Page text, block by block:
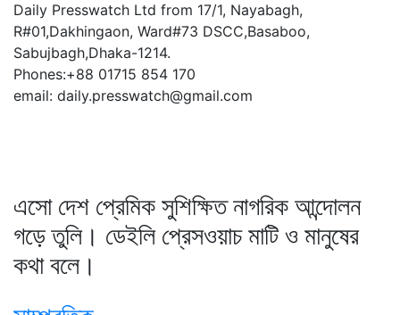
Daily Presswatch Ltd from 17/1, Nayabagh,
R#01,Dakhingaon, Ward#73 DSCC,Basaboo,
Sabujbagh,Dhaka-1214.
Phones:+88 01715 854 170
email: daily.presswatch@gmail.com
এসো দেশ প্রেমিক সুশিক্ষিত নাগরিক আন্দোলন
গড়ে তুলি। ডেইলি প্রেসওয়াচ মাটি ও মানুষের
কথা বলে।